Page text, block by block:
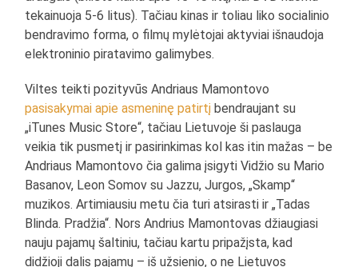
tekainuoja 5-6 litus). Tačiau kinas ir toliau liko socialinio
bendravimo forma, o filmų mylėtojai aktyviai išnaudoja
elektroninio piratavimo galimybes.
Viltes teikti pozityvūs Andriaus Mamontovo
pasisakymai apie asmeninę patirtį bendraujant su
„iTunes Music Store“, tačiau Lietuvoje ši paslauga
veikia tik pusmetį ir pasirinkimas kol kas itin mažas – be
Andriaus Mamontovo čia galima įsigyti Vidžio su Mario
Basanov, Leon Somov su Jazzu, Jurgos, „Skamp“
muzikos. Artimiausiu metu čia turi atsirasti ir „Tadas
Blinda. Pradžia“. Nors Andrius Mamontovas džiaugiasi
nauju pajamų šaltiniu, tačiau kartu pripažįsta, kad
didžioji dalis pajamų – iš užsienio, o ne Lietuvos